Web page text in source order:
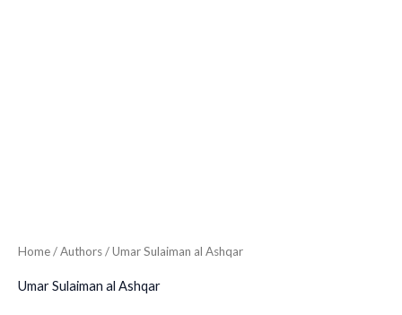
Home/ Authors / Umar Sulaiman al Ashqar
Umar Sulaiman al Ashqar